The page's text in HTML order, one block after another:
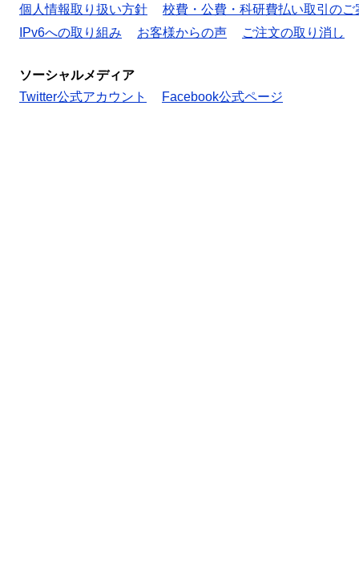
個人情報取り扱い方針
校費・公費・科研費払い取引のご
IPv6への取り組み
お客様からの声 ご注文の取り消し
ソーシャルメディア
Twitter公式アカウント
Facebook公式ページ